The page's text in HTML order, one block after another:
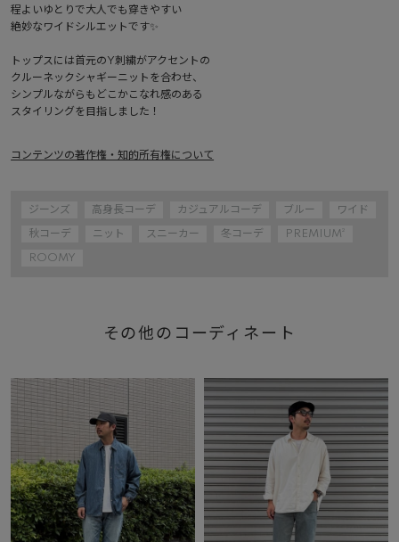
程よいゆとりで大人でも穿きやすい
絶妙なワイドシルエットです✨
トップスには首元のY刺繍がアクセントの
クルーネックシャギーニットを合わせ、
シンプルながらもどこかこなれ感のある
スタイリングを目指しました！
コンテンツの著作権・知的所有権について
ジーンズ 高身長コーデ カジュアルコーデ ブルー ワイド
秋コーデ ニット スニーカー 冬コーデ PREMIUM²
ROOMY
その他のコーディネート